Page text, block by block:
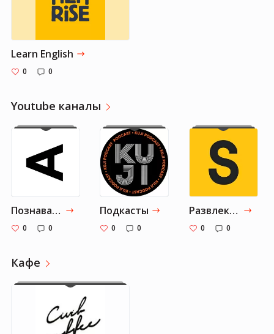
Learn English
0 0
Youtube каналы
Познавательный контент, новости и интервью
0 0
Подкасты
0 0
Развлекательный контент
0 0
Кафе